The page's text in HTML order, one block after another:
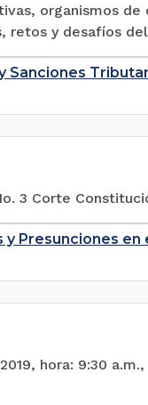
organismos
retos y desafíos
Sanciones
3 Corte
Presunciones en
hora: 9:30